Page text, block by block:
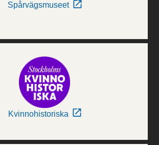
Spårvägsmuseet
Kvinnohistoriska